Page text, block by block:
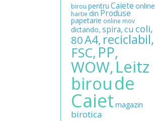
birou pentru Caiete online
hartie din Produse
papetarie online mov
dictando, spira,cu coli,
80A4, reciclabil,
FSC, PP,
WOW,Leitz
biroude
Caiet magazin
birotica